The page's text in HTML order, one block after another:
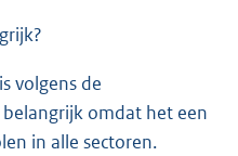
volgens de
omdat het een
in alle sectoren.